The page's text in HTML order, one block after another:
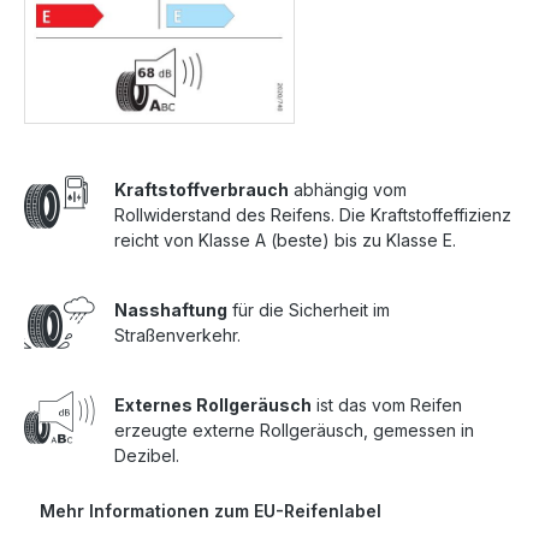
Kraftstoffverbrauch abhängig vom
Rollwiderstand des Reifens. Die Kraftstoffeffizienz
reicht von Klasse A (beste) bis zu Klasse E.
Nasshaftung für die Sicherheit im
Straßenverkehr.
Externes Rollgeräusch ist das vom Reifen
erzeugte externe Rollgeräusch, gemessen in
Dezibel.
Mehr Informationen zum EU-Reifenlabel